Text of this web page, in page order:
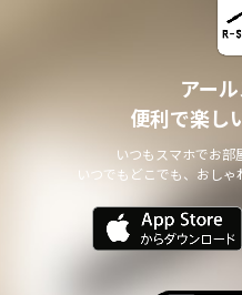
アー
便利で楽し
いつもスマホでお部
いつでもどこでも、おしゃ